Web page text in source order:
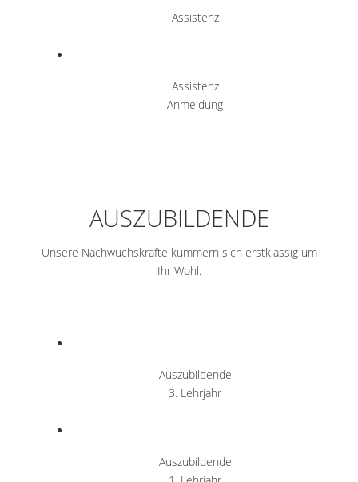
Assistenz
Assistenz
Anmeldung
AUSZUBILDENDE
Unsere Nachwuchskräfte kümmern sich erstklassig um
Ihr Wohl.
Auszubildende
3. Lehrjahr
Auszubildende